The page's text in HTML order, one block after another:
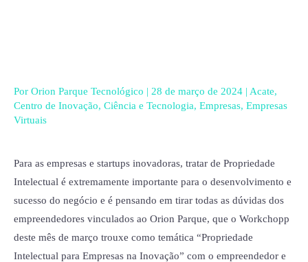
Por Orion Parque Tecnológico | 28 de março de 2024 | Acate,
Centro de Inovação, Ciência e Tecnologia, Empresas, Empresas
Virtuais
Para as empresas e startups inovadoras, tratar de Propriedade
Intelectual é extremamente importante para o desenvolvimento e
sucesso do negócio e é pensando em tirar todas as dúvidas dos
empreendedores vinculados ao Orion Parque, que o Workchopp
deste mês de março trouxe como temática “Propriedade
Intelectual para Empresas na Inovação” com o empreendedor e